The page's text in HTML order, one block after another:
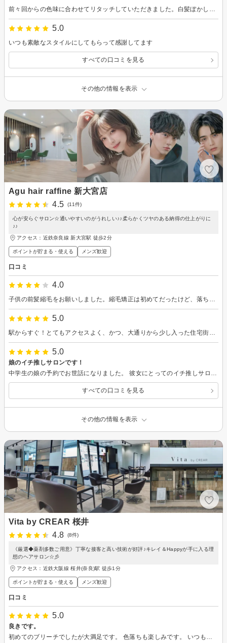
前々回からの色味に合わせてリタッチしていただきました。白髪ぼかしで明るめの仕上がりがとても気に入っています。ヘッドマッサージもとても心地よく至福のひとときでした♪
5.0
いつも素敵なスタイルにしてもらって感謝してます
すべての口コミを見る
その他の情報を表示
Agu hair raffine 新大宮店
4.5
(11件)
心が安らぐサロン☆通いやすいのがうれしい♪♪柔らかくツヤのある納得の仕上がりに
♪♪
アクセス：近鉄奈良線 新大宮駅 徒歩2分
ポイントが貯まる・使える メンズ歓迎
口コミ
4.0
子供の前髪縮毛をお願いしました。縮毛矯正は初めてだったけど、落ち着いた雰囲気で子供もリラックスしていました。 前髪と前髪横の毛がくるくるなって朝が大変だったけど、楽になりました。 かわいいと学校でも好評だったみたいで、やって良かったです。
5.0
駅からすぐ！とてもアクセスよく、かつ、大通りから少し入った住宅街なので静かで良いところですね。 ずっと伸ばしてはいたのですが、乾燥しやすいのと、毛量が多くて面倒だったのもあり、思いきって切ることに。 無駄なく手早いカットでしたし、毛量をうまくコントロールしていただき、今のところ大きく困ることなく落ち着いています◎ やや癖毛なので、乾燥しやすい髪質だと教えていただき驚きでした。 ストパーを当てるとおさまりが良くなるとのことだったので、次回以降また相談したいと思います。
5.0
娘のイチ推しサロンです！
中学生の娘の予約でお世話になりました。 彼女にとってのイチ推しサロンです♪ 縮毛はここがダントツ、カットもほぼ思い通りにしてくれるから…とリピーターです。 いつも丁寧な対応、施術、ありがとうございます！！
すべての口コミを見る
その他の情報を表示
Vita by CREAR 桜井
4.8
(8件)
《厳選◆薬剤多数ご用意》丁寧な接客と高い技術が好評♪キレイ＆Happyが手に入る理
想のヘアサロン☆彡
アクセス：近鉄大阪線 桜井(奈良)駅 徒歩1分
ポイントが貯まる・使える メンズ歓迎
口コミ
5.0
良きです。
初めてのブリーチでしたが大満足です。 色落ちも楽しみです。 いつもありがとうございます